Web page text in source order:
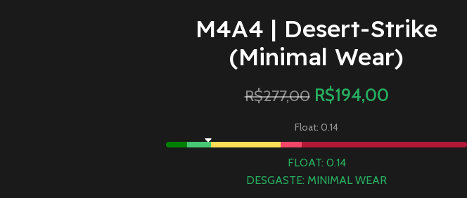
M4A4 | Desert-Strike
(Minimal Wear)
R$277,00 R$194,00
Float: 0.14
FLOAT: 0.14
DESGASTE: MINIMAL WEAR